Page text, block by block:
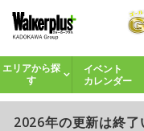
エリアから探
す
イベント
カレンダー
2026年の更新は終